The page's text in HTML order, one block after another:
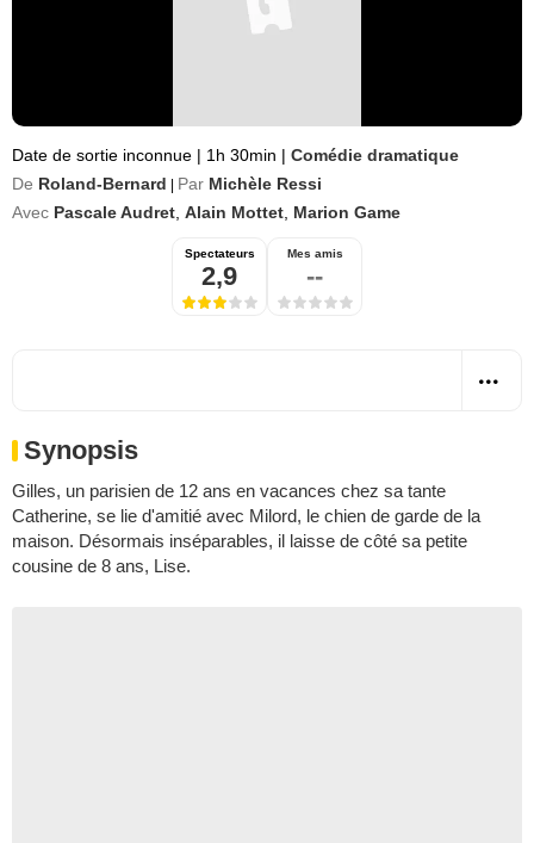
Date de sortie inconnue | 1h 30min | Comédie dramatique
De Roland-Bernard Par Michèle Ressi
Avec Pascale Audret Alain Mottet Marion Game
Spectateurs
2,9
Mes amis
--
Synopsis
Gilles, un parisien de 12 ans en vacances chez sa tante
Catherine, se lie d'amitié avec Milord, le chien de garde de la
maison. Désormais inséparables, il laisse de côté sa petite
cousine de 8 ans, Lise.